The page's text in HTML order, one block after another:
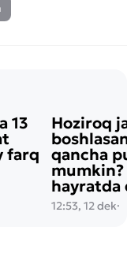
13
farq
Hoziroq
qancha
mumkin?
hayratda
12:53, 12 dek·